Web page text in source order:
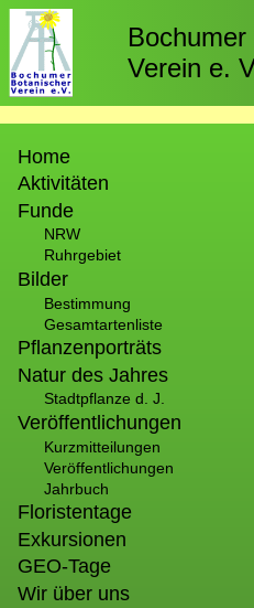
Direkt
zum
Inhalt
Verein e.
Home
Aktivitäten
Funde
NRW
Ruhrgebiet
Bilder
Bestimmung
Gesamtartenliste
Pflanzenporträts
Natur des Jahres
Stadtpflanze d. J.
Veröffentlichungen
Kurzmitteilungen
Veröffentlichungen
Jahrbuch
Floristentage
Exkursionen
GEO-Tage
Wir über uns